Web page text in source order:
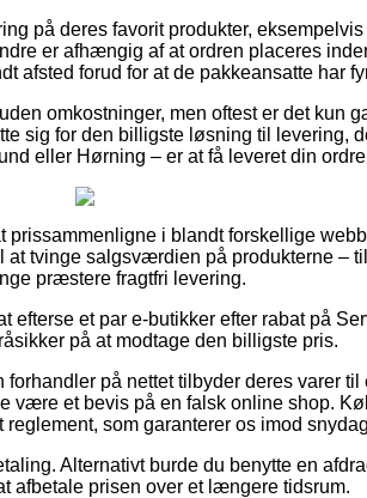
på deres favorit produkter,
er afhængig af at ordren placeres
afsted forud for at de pakkeansatte har
omkostninger, men oftest er det kun
sig for den billigste løsning til levering,
eller Hørning – er at få leveret din
prissammenligne i blandt forskellige
tvinge salgsværdien på produkterne –
præstere fragtfri levering.
efterse et par e-butikker efter rabat på
på at modtage den billigste pris.
på nettet tilbyder deres varer
være et bevis på en falsk online shop.
som garanterer os imod
Alternativt burde du benytte en
afbetale prisen over et længere tidsrum.